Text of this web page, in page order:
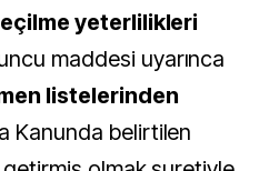
yeterlilikleri
maddesi uyarınca
listelerinden
Kanunda belirtilen